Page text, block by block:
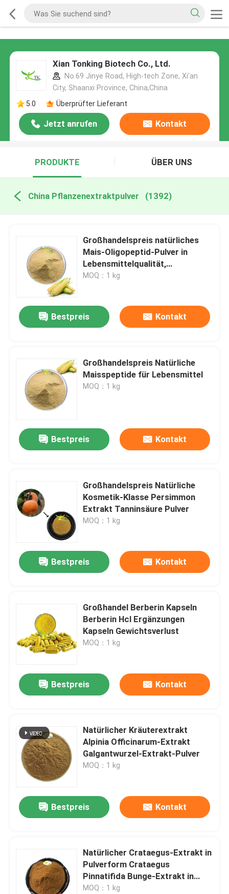
Xian Tonking Biotech Co., Ltd.
No.69 Jinye Road, High-tech Zone, Xi'an
City, Shaanxi Province, China,China
5.0
Überprüfter Lieferant
Jetzt anrufen Kontakt
PRODUKTE ÜBER UNS
China Pflanzenextraktpulver (1392)
Großhandelspreis natürliches
Mais-Oligopeptid-Pulver in
Lebensmittelqualität,
wasserlöslich
MOQ：1 kg
Bestpreis Kontakt
Großhandelspreis Natürliche
Maisspeptide für Lebensmittel
MOQ：1 kg
Bestpreis Kontakt
Großhandelspreis Natürliche
Kosmetik-Klasse Persimmon
Extrakt Tanninsäure Pulver
MOQ：1 kg
Bestpreis Kontakt
Großhandel Berberin Kapseln
Berberin Hcl Ergänzungen
Kapseln Gewichtsverlust
MOQ：1 kg
Bestpreis Kontakt
Natürlicher Kräuterextrakt
Alpinia Officinarum-Extrakt
Galgantwurzel-Extrakt-Pulver
MOQ：1 kg
Bestpreis Kontakt
Natürlicher Crataegus-Extrakt in
Pulverform Crataegus
Pinnatifida Bunge-Extrakt in
Pulverform Hawthorn-
MOQ：1 kg